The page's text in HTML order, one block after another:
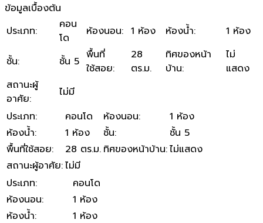
ข้อมูลเบื้องต้น
ประเภท:
คอน
โด
ห้องนอน: 1 ห้อง ห้องน้ำ: 1 ห้อง
ชั้น: ชั้น 5 พื้นที่
ใช้สอย:
28
ตร.ม.
ทิศของหน้า
บ้าน:
ไม่
แสดง
สถานะผู้
อาศัย:
ไม่มี
ประเภท: คอนโด ห้องนอน:
1 ห้อง
ห้องน้ำ: 1 ห้อง ชั้น:
ชั้น 5
พื้นที่ใช้สอย: 28 ตร.ม. ทิศของหน้าบ้าน:ไม่แสดง
สถานะผู้อาศัย:ไม่มี
ประเภท:
คอนโด
ห้องนอน:
1 ห้อง
ห้องน้ำ:
1 ห้อง